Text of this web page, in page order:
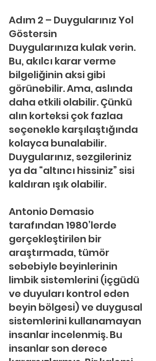
Adım 2 – Duygularınız Yol
Göstersin
Duygularınıza kulak verin.
Bu, akılcı karar verme
bilgeliğinin aksi gibi
görünebilir. Ama, aslında
daha etkili olabilir. Çünkü
alın korteksi çok fazlaa
seçenekle karşılaştığında
kolayca bunalabilir.
Duygularınız, sezgileriniz
ya da “altıncı hissiniz” sisi
kaldıran ışık olabilir.
Antonio Demasio
tarafından 1980’lerde
gerçekleştirilen bir
araştırmada, tümör
sebebiyle beyinlerinin
limbik sistemlerini (içgüdü
ve duyuları kontrol eden
beyin bölgesi) ve duygusal
sistemlerini kullanamayan
insanlar incelenmiş. Bu
insanlar son derece